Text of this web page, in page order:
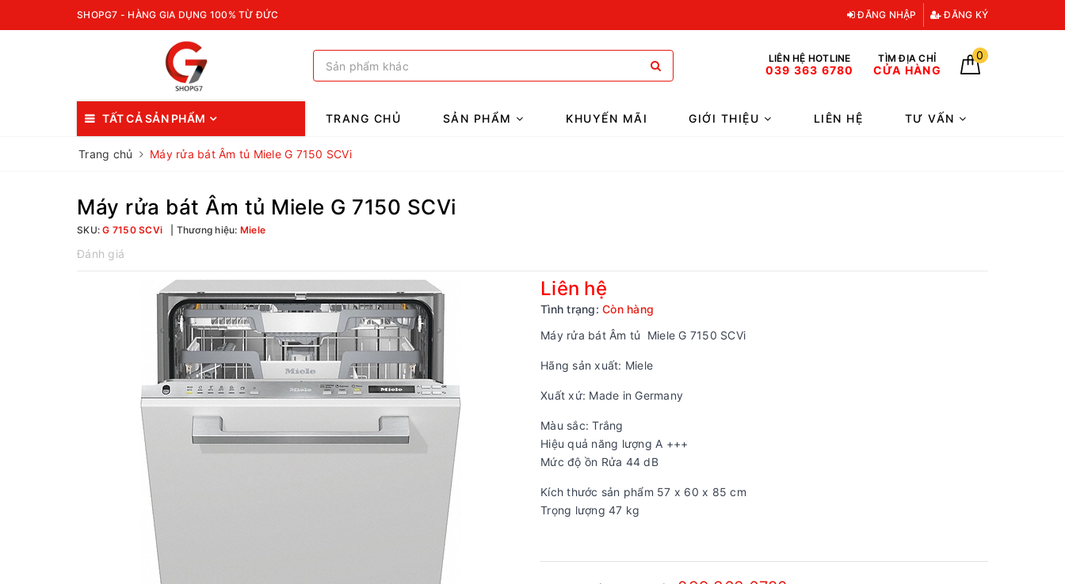
SHOPG7 - HÀNG GIA DỤNG 100% TỪ ĐỨC ĐĂNG NHẬP ĐĂNG KÝ
LIÊN HỆ HOTLINE
039 363 6780
TÌM ĐỊA CHỈ
CỬA HÀNG
0
TẤT CẢ SẢN PHẨM TRANG CHỦ SẢN PHẨM KHUYẾN MÃI GIỚI THIỆU LIÊN HỆ TƯ VẤN
Trang chủ Máy rửa bát Âm tủ Miele G 7150 SCVi
Máy rửa bát Âm tủ Miele G 7150 SCVi
SKU:G 7150 SCVi Thương hiệu: Miele
Đánh giá
Liên hệ
Tình trạng: Còn hàng
Máy rửa bát Âm tủ Miele G 7150 SCVi
Hãng sản xuất: Miele
Xuất xứ: Made in Germany
Màu sắc: Trắng
Hiệu quả năng lượng A +++
Mức độ ồn Rửa 44 dB
Kích thước sản phẩm 57 x 60 x 85 cm
Trọng lượng 47 kg